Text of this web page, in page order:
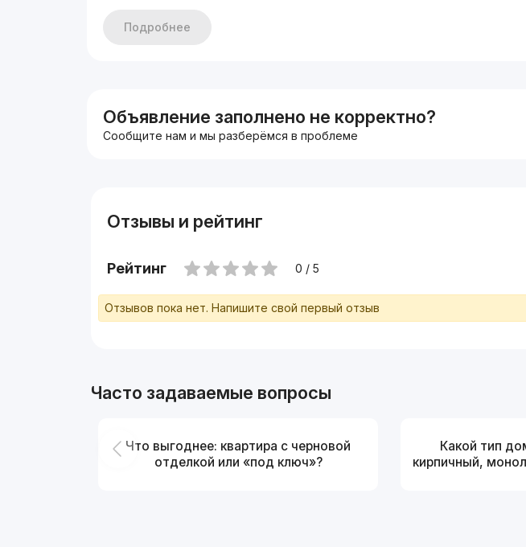
2/8/8 40м2 ДУПЛЕКС
Кирпичный дом
Цена: 65.000$
Контакт: 900443413
Сардор
Подробнее
Объявление заполнено не корректно?
Сообщите нам и мы разберёмся в проблеме
Отзывы и рейтинг
Рейтинг 0 / 5
Отзывов пока нет. Напишите свой первый отзыв
Часто задаваемые вопросы
Что выгоднее: квартира с черновой
отделкой или «под ключ»?
Какой тип
кирпичный,